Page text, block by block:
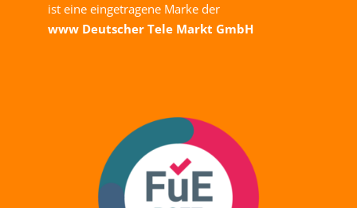
ist eine eingetragene Marke der
www Deutscher Tele Markt GmbH